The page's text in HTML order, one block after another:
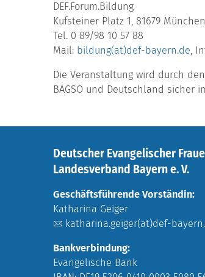
DEF.Forum.Bildung
Kufsteiner Platz 1, 81679 München
Tel. 0 89/98 10 57 88
Mail: bildung(at)def-bayern.de,
Die Veranstaltung wird durch
BAGSO und Deutschland sicher
Deutscher Evangelischer
Landesverband Bayern e. V.
Geschäftsführende Vorständin:
Katharina Geiger
katharina.geiger(at)def-
Bankverbindung:
Evangelische Bank